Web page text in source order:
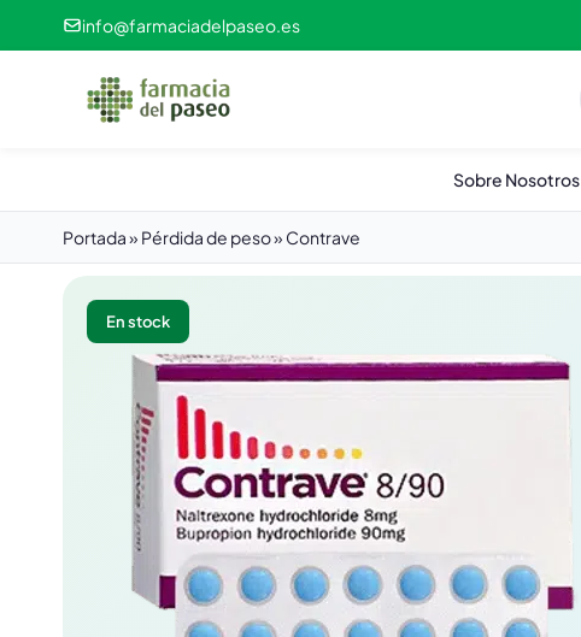
info@farmaciadelpaseo.es
Sobre Nosotros
Portada» Pérdida de peso» Contrave
En stock